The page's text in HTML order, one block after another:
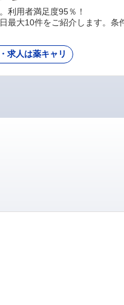
利用者満足度95％！
最大10件をご紹介します。条
求人は薬キャリ